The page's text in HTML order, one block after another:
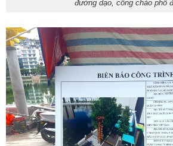
đường dạo, cổng chào phố